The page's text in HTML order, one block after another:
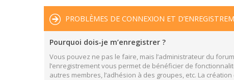
PROBLÈMES DE CONNEXION ET
Pourquoi dois-je m’enregistrer ?
Vous pouvez ne pas le faire, mais l’administrateur du
l’enregistrement vous permet de bénéficier de
autres membres, l’adhésion à des groupes, etc. La